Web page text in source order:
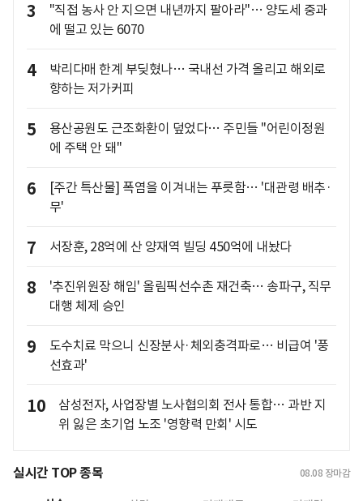
3
"직접 농사 안 지으면 내년까지 팔아라"… 양도세 중과
에 떨고 있는 6070
4
박리다매 한계 부딪혔나… 국내선 가격 올리고 해외로
향하는 저가커피
5
용산공원도 근조화환이 덮었다… 주민들 "어린이정원
에 주택 안 돼"
6
[주간 특산물] 폭염을 이겨내는 푸릇함… '대관령 배추·
무'
7 서장훈, 28억에 산 양재역 빌딩 450억에 내놨다
8
'추진위원장 해임' 올림픽선수촌 재건축… 송파구, 직무
대행 체제 승인
9
도수치료 막으니 신장분사·체외충격파로… 비급여 '풍
선효과'
10
삼성전자, 사업장별 노사협의회 전사 통합… 과반 지
위 잃은 초기업 노조 '영향력 만회' 시도
실시간 TOP 종목 08.08 장마감